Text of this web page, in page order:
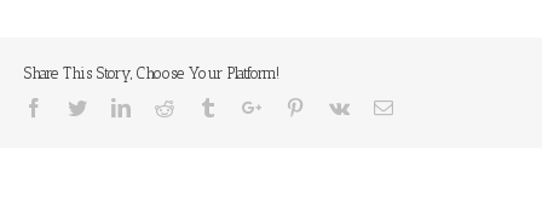
Share This Story, Choose Your Platform!
Facebook
TwitterLinkedinReddit TumblrGoogle+Pinterest
Vk Email